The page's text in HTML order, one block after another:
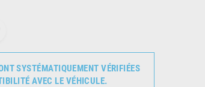
SYSTÉMATIQUEMENT VÉRIFIÉES
AVEC LE VÉHICULE.